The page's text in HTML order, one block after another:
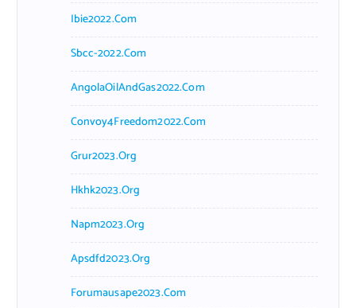
Ibie2022.com
Sbcc-2022.com
AngolaOilAndGas2022.com
Convoy4Freedom2022.com
Grur2023.org
Hkhk2023.org
Napm2023.org
Apsdfd2023.org
Forumausape2023.com